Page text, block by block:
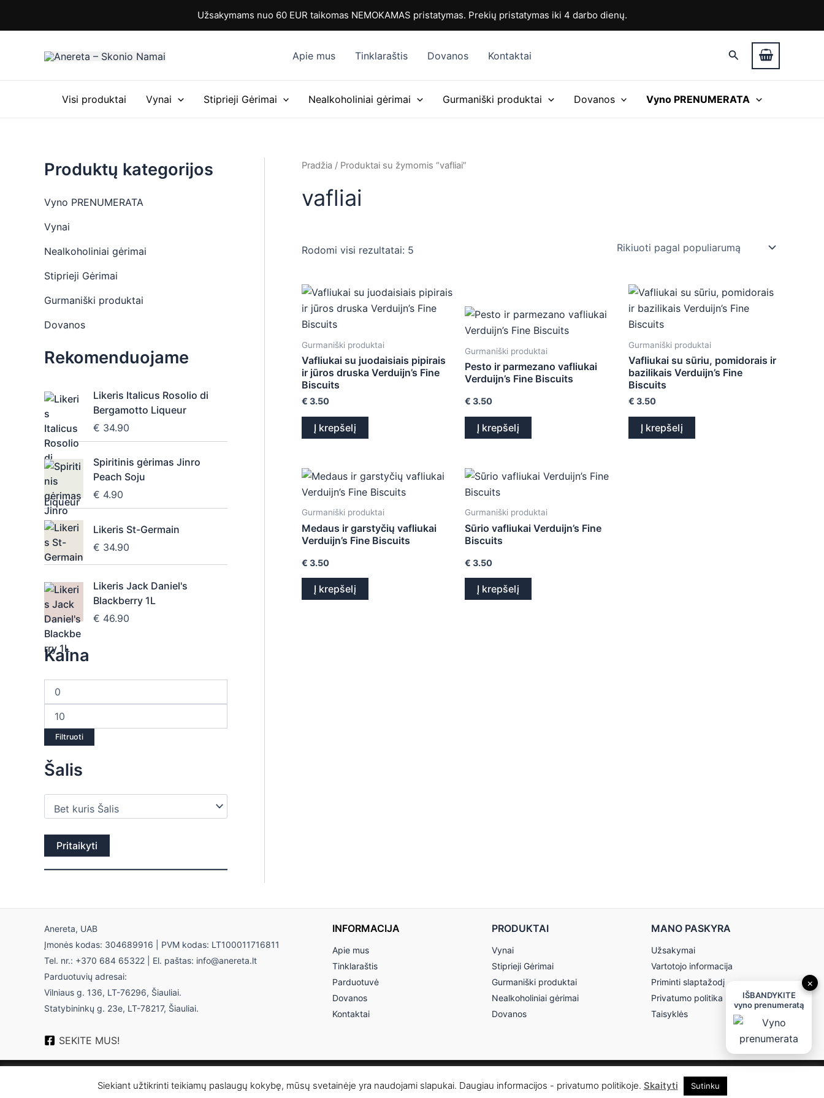
Užsakymams nuo 60 EUR taikomas NEMOKAMAS pristatymas. Prekių pristatymas iki 4 darbo dienų.
Apie mus Tinklaraštis Dovanos Kontaktai Paieška
Visi produktai Vynai Stiprieji Gėrimai Nealkoholiniai gėrimai Gurmaniški produktai Dovanos Vyno PRENUMERATA
Produktų kategorijos
Vyno PRENUMERATA
Vynai
Nealkoholiniai gėrimai
Stiprieji Gėrimai
Gurmaniški produktai
Dovanos
Rekomenduojame
Likeris Italicus Rosolio di
Bergamotto Liqueur
€ 34.90
Spiritinis gėrimas Jinro
Peach Soju
€ 4.90
Likeris St-Germain
€ 34.90
Likeris Jack Daniel's
Blackberry 1L
€ 46.90
Kaina
n
a
k
k
Filtruoti
Šalis
Pritaikyti
Pradžia / Produktai su žymomis “vafliai”
vafliai
Rodomi visi rezultatai: 5
pagal
populiarumą
Gurmaniški produktai
Vafliukai su juodaisiais pipirais
ir jūros druska Verduijn’s Fine
Biscuits
€ 3.50
Į krepšelį
Gurmaniški produktai
Pesto ir parmezano vafliukai
Verduijn’s Fine Biscuits
€ 3.50
Į krepšelį
Gurmaniški produktai
Vafliukai su sūriu, pomidorais ir
bazilikais Verduijn’s Fine
Biscuits
€ 3.50
Į krepšelį
Gurmaniški produktai
Medaus ir garstyčių vafliukai
Verduijn’s Fine Biscuits
€ 3.50
Į krepšelį
Gurmaniški produktai
Sūrio vafliukai Verduijn’s Fine
Biscuits
€ 3.50
Į krepšelį
Anereta, UAB
Įmonės kodas: 304689916 | PVM kodas: LT100011716811
Tel. nr.: +370 684 65322 | El. paštas: info@anereta.lt
Parduotuvių adresai:
Vilniaus g. 136, LT-76296, Šiauliai.
Statybininkų g. 23e, LT-78217, Šiauliai.
SEKITE MUS!
INFORMACIJA
Apie mus
Tinklaraštis
Parduotuvė
Dovanos
Kontaktai
PRODUKTAI
Vynai
Stiprieji Gėrimai
Gurmaniški produktai
Nealkoholiniai gėrimai
Dovanos
MANO PASKYRA
Užsakymai
Vartotojo informacija
Priminti slaptažodį
Privatumo politika
Taisyklės
© 2026 Anereta - Skonio Namai
Siekiant užtikrinti teikiamų paslaugų kokybę, mūsų svetainėje yra naudojami slapukai. Daugiau informacijos - privatumo politikoje. Skaityti Sutinku
×
IŠBANDYKITE
vyno prenumeratą